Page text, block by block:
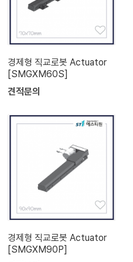
경제형 직교로봇 Actuator
[SMGXM60S]
견적문의
경제형 직교로봇 Actuator
[SMGXM90P]